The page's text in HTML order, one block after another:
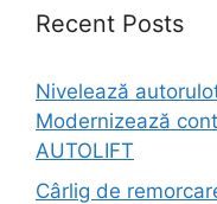
Recent Posts
Nivelează
Modernizează
AUTOLIFT
Cârlig de